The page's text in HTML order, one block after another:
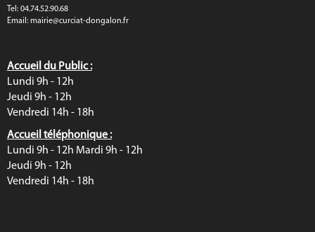
Tel: 04.74.52.90.68
Email: mairie@curciat-dongalon.fr
Accueil du Public :
Lundi 9h - 12h
Jeudi 9h - 12h
Vendredi 14h - 18h
Accueil téléphonique :
Lundi 9h - 12h Mardi 9h - 12h
Jeudi 9h - 12h
Vendredi 14h - 18h